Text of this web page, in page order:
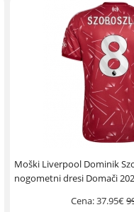
Moški Liverpool Dominik
nogometni dresi Domači
Cena:37.95€